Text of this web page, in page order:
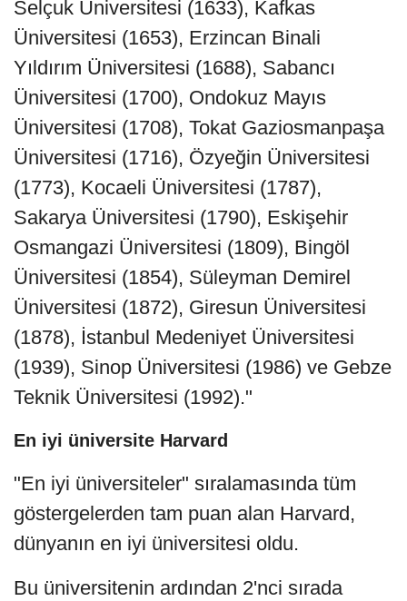
Selçuk Üniversitesi (1633), Kafkas
Üniversitesi (1653), Erzincan Binali
Yıldırım Üniversitesi (1688), Sabancı
Üniversitesi (1700), Ondokuz Mayıs
Üniversitesi (1708), Tokat Gaziosmanpaşa
Üniversitesi (1716), Özyeğin Üniversitesi
(1773), Kocaeli Üniversitesi (1787),
Sakarya Üniversitesi (1790), Eskişehir
Osmangazi Üniversitesi (1809), Bingöl
Üniversitesi (1854), Süleyman Demirel
Üniversitesi (1872), Giresun Üniversitesi
(1878), İstanbul Medeniyet Üniversitesi
(1939), Sinop Üniversitesi (1986) ve Gebze
Teknik Üniversitesi (1992)."
En iyi üniversite Harvard
"En iyi üniversiteler" sıralamasında tüm
göstergelerden tam puan alan Harvard,
dünyanın en iyi üniversitesi oldu.
Bu üniversitenin ardından 2'nci sırada